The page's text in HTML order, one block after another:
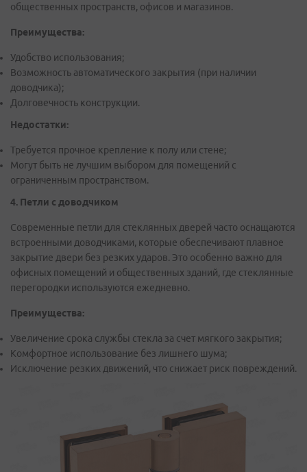
общественных пространств, офисов и магазинов.
Преимущества:
Удобство использования;
Возможность автоматического закрытия (при наличии
доводчика);
Долговечность конструкции.
Недостатки:
Требуется прочное крепление к полу или стене;
Могут быть не лучшим выбором для помещений с
ограниченным пространством.
4. Петли с доводчиком
Современные петли для стеклянных дверей часто оснащаются
встроенными доводчиками, которые обеспечивают плавное
закрытие двери без резких ударов. Это особенно важно для
офисных помещений и общественных зданий, где стеклянные
перегородки используются ежедневно.
Преимущества:
Увеличение срока службы стекла за счет мягкого закрытия;
Комфортное использование без лишнего шума;
Исключение резких движений, что снижает риск повреждений.